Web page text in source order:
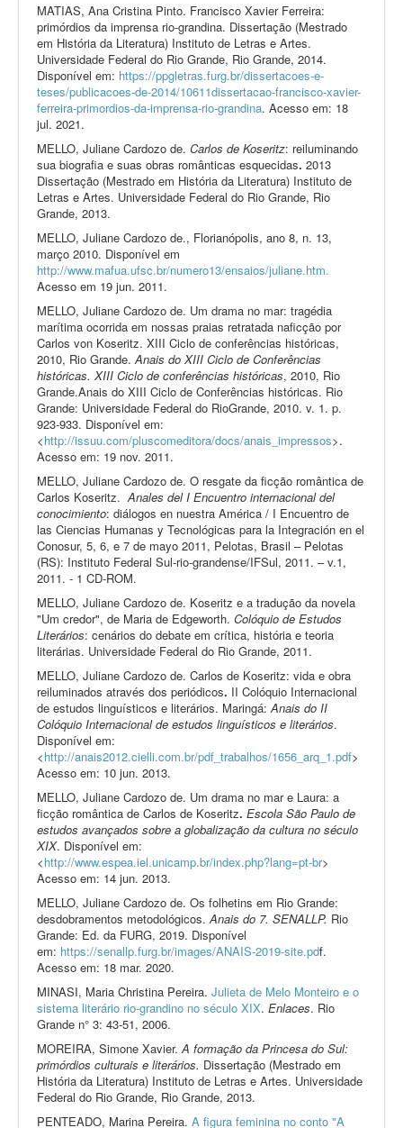
MATIAS, Ana Cristina Pinto. Francisco Xavier Ferreira:
primórdios da imprensa rio-grandina. Dissertação (Mestrado
em História da Literatura) Instituto de Letras e Artes.
Universidade Federal do Rio Grande, Rio Grande, 2014.
Disponível em: https://ppgletras.furg.br/dissertacoes-e-
teses/publicacoes-de-2014/10611dissertacao-francisco-xavier-
ferreira-primordios-da-imprensa-rio-grandina. Acesso em: 18
jul. 2021.
MELLO, Juliane Cardozo de. Carlos de Koseritz: reiluminando
sua biografia e suas obras românticas esquecidas. 2013
Dissertação (Mestrado em História da Literatura) Instituto de
Letras e Artes. Universidade Federal do Rio Grande, Rio
Grande, 2013.
MELLO, Juliane Cardozo de., Florianópolis, ano 8, n. 13,
março 2010. Disponível em
http://www.mafua.ufsc.br/numero13/ensaios/juliane.htm.
Acesso em 19 jun. 2011.
MELLO, Juliane Cardozo de. Um drama no mar: tragédia
marítima ocorrida em nossas praias retratada naficção por
Carlos von Koseritz. XIII Ciclo de conferências históricas,
2010, Rio Grande. Anais do XIII Ciclo de Conferências
históricas. XIII Ciclo de conferências históricas, 2010, Rio
Grande.Anais do XIII Ciclo de Conferências históricas. Rio
Grande: Universidade Federal do RioGrande, 2010. v. 1. p.
923-933. Disponível em:
<http://issuu.com/pluscomeditora/docs/anais_impressos>.
Acesso em: 19 nov. 2011.
MELLO, Juliane Cardozo de. O resgate da ficção romântica de
Carlos Koseritz. Anales del I Encuentro internacional del
conocimiento: diálogos en nuestra América / I Encuentro de
las Ciencias Humanas y Tecnológicas para la Integración en el
Conosur, 5, 6, e 7 de mayo 2011, Pelotas, Brasil – Pelotas
(RS): Instituto Federal Sul-rio-grandense/IFSul, 2011. – v.1,
2011. - 1 CD-ROM.
MELLO, Juliane Cardozo de. Koseritz e a tradução da novela
"Um credor", de Maria de Edgeworth. Colóquio de Estudos
Literários: cenários do debate em crítica, história e teoria
literárias. Universidade Federal do Rio Grande, 2011.
MELLO, Juliane Cardozo de. Carlos de Koseritz: vida e obra
reiluminados através dos periódicos. II Colóquio Internacional
de estudos linguísticos e literários. Maringá: Anais do II
Colóquio Internacional de estudos linguísticos e literários.
Disponível em:
<http://anais2012.cielli.com.br/pdf_trabalhos/1656_arq_1.pdf>
Acesso em: 10 jun. 2013.
MELLO, Juliane Cardozo de. Um drama no mar e Laura: a
ficção romântica de Carlos de Koseritz. Escola São Paulo de
estudos avançados sobre a globalização da cultura no século
XIX. Disponível em:
<http://www.espea.iel.unicamp.br/index.php?lang=pt-br>
Acesso em: 14 jun. 2013.
MELLO, Juliane Cardozo de. Os folhetins em Rio Grande:
desdobramentos metodológicos. Anais do 7. SENALLP. Rio
Grande: Ed. da FURG, 2019. Disponível
em: https://senallp.furg.br/images/ANAIS-2019-site.pdf.
Acesso em: 18 mar. 2020.
MINASI, Maria Christina Pereira. Julieta de Melo Monteiro e o
sistema literário rio-grandino no século XIX. Enlaces. Rio
Grande n° 3: 43-51, 2006.
MOREIRA, Simone Xavier. A formação da Princesa do Sul:
primórdios culturais e literários. Dissertação (Mestrado em
História da Literatura) Instituto de Letras e Artes. Universidade
Federal do Rio Grande, Rio Grande, 2013.
PENTEADO, Marina Pereira. A figura feminina no conto "A